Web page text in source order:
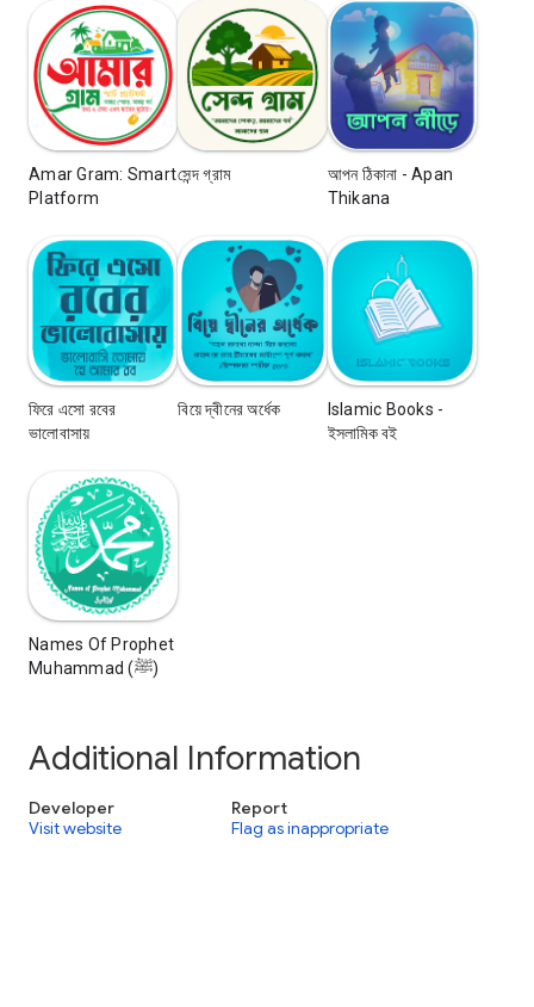
Amar Gram: Smart
Platform
সেন্দ গ্রাম
আপন ঠিকানা - Apan
Thikana
ফিরে এসো রবের
ভালোবাসায়
বিয়ে দ্বীনের অর্ধেক
Islamic Books -
ইসলামিক বই
Names Of Prophet
Muhammad (ﷺ)
Additional Information
Developer
Visit website
Report
Flag as inappropriate